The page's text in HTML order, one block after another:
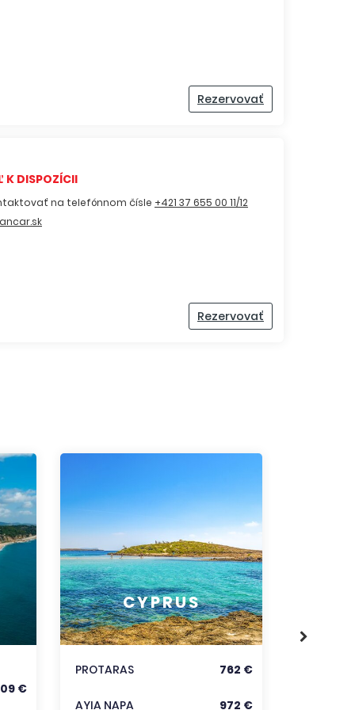
Rezervovať
K DISPOZÍCII
na telefónnom čísle +421 37 655 00 11/12
Rezervovať
€
CYPRUS
PROTARAS 762 €
AYIA NAPA 972 €